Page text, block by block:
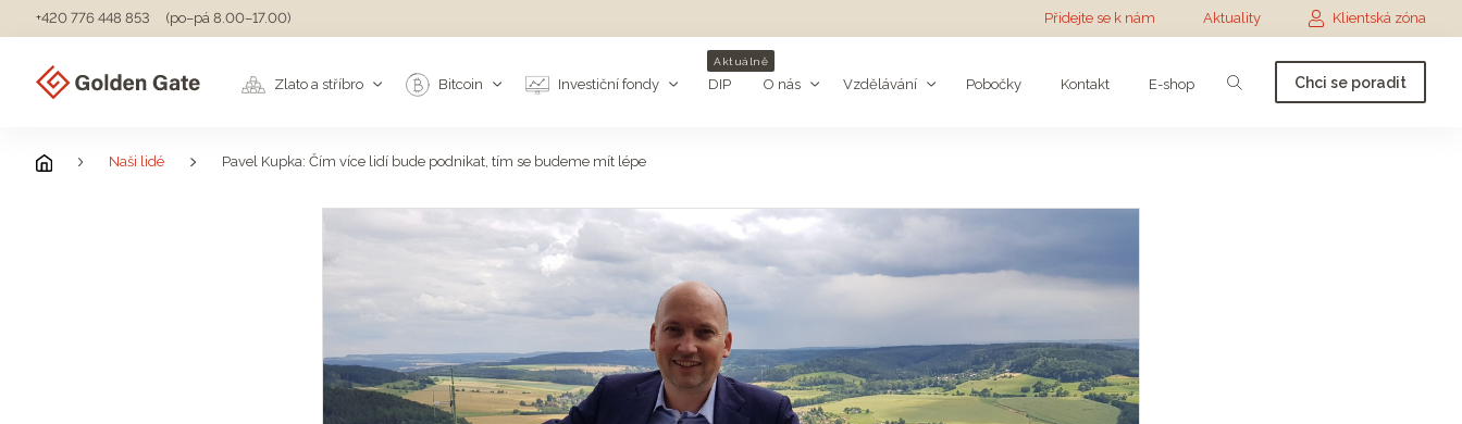
+420 776 448 853 (po–pá 8.00–17.00) Přidejte se k nám Aktuality Klientská zóna
Zlato a stříbro Bitcoin Investiční fondy DIP
Aktuálně
O nás Vzdělávání Pobočky Kontakt E-shop Chci se poradit
Naši lidé Pavel Kupka: Čím více lidí bude podnikat, tím se budeme mít lépe